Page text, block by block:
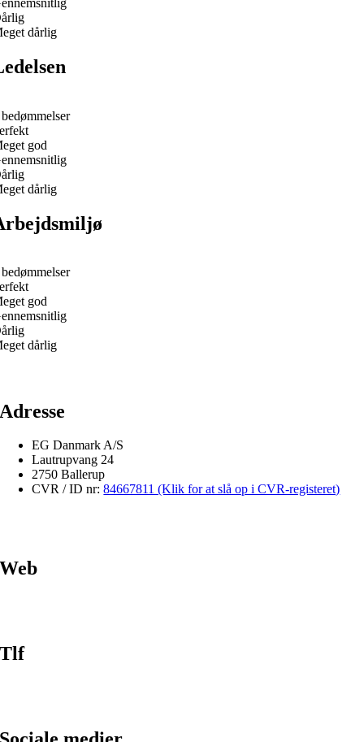
dårlig
god
dårlig
god
dårlig
Adresse
EG Danmark A/S
Lautrupvang 24
2750 Ballerup
CVR / ID nr:84667811 (Klik for at slå op i CVR-registeret)
Web
Tlf